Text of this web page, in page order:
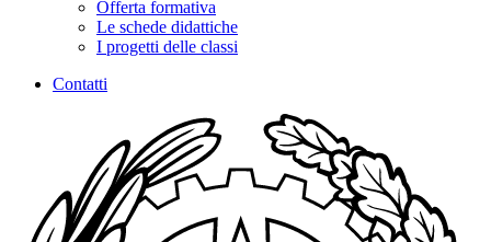
Offerta formativa
Le schede didattiche
I progetti delle classi
Contatti